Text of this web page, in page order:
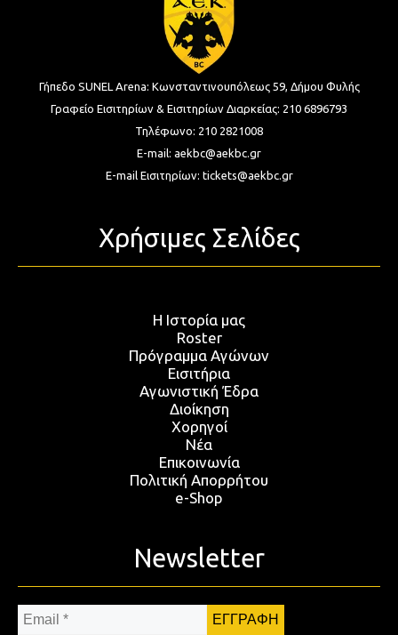
Γήπεδο SUNEL Arena: Κωνσταντινουπόλεως 59, Δήμου Φυλής
Γραφείο Εισιτηρίων & Εισιτηρίων Διαρκείας: 210 6896793
Τηλέφωνο: 210 2821008
E-mail: aekbc@aekbc.gr
E-mail Εισιτηρίων: tickets@aekbc.gr
Χρήσιμες Σελίδες
Η Ιστορία μας
Roster
Πρόγραμμα Αγώνων
Εισιτήρια
Αγωνιστική Έδρα
Διοίκηση
Χορηγοί
Νέα
Επικοινωνία
Πολιτική Απορρήτου
e-Shop
Newsletter
Email